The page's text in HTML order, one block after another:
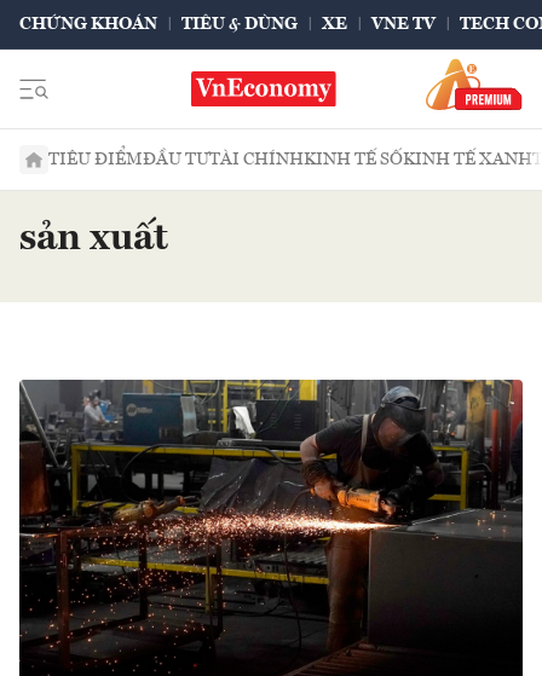
CHỨNG KHOÁN TIÊU & DÙNG XE VNE TV TECH
TIÊU ĐIỂMĐẦU TƯTÀI CHÍNHKINH TẾ SỐKINH TẾ XANH
sản xuất